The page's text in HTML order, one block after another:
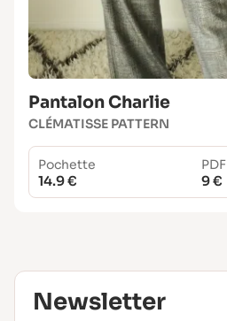
Pantalon Charlie
CLÉMATISSE PATTERN
Pochette
14.9 €
PDF
9 €
Newsletter